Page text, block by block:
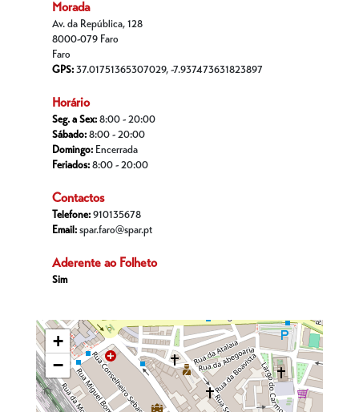
Morada
Av. da República, 128
8000-079 Faro
Faro
GPS: 37.01751365307029, -7.937473631823897
Horário
Seg. a Sex: 8:00 - 20:00
Sábado: 8:00 - 20:00
Domingo: Encerrada
Feriados: 8:00 - 20:00
Contactos
Telefone: 910135678
Email: spar.faro@spar.pt
Aderente ao Folheto
Sim
+
−